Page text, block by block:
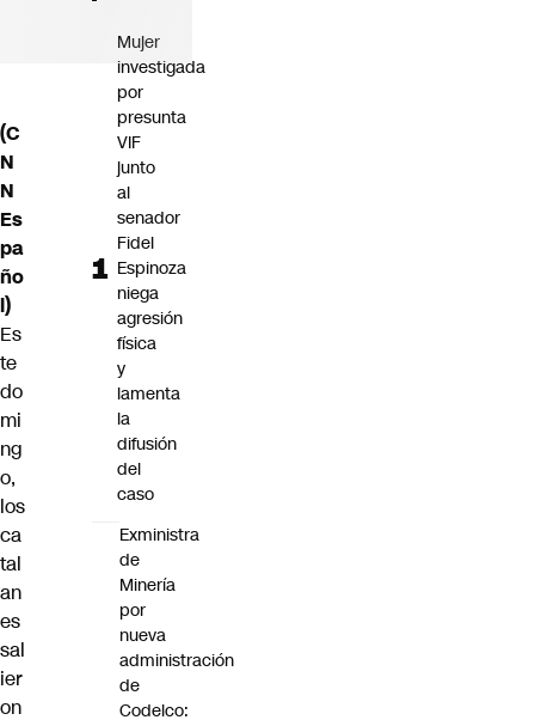
(C
N
N
Es
pa
ño
l)
Es
te
do
mi
ng
o,
los
ca
tal
an
es
sal
ier
on
Mujer
investigada
por
presunta
VIF
junto
al
senador
Fidel
Espinoza
niega
agresión
física
y
lamenta
la
difusión
del
caso
Exministra
de
Minería
por
nueva
administración
de
Codelco: